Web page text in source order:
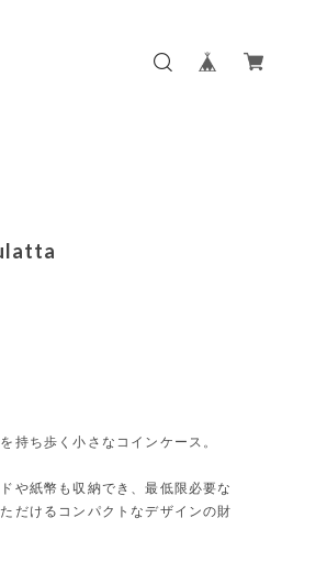
持ち歩く小さなコインケース。
や紙幣も収納でき、最低限必要な
だけるコンパクトなデザインの財